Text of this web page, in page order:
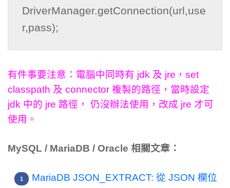
DriverManager.getConnection(url,use
r,pass);
有件事要注意：電腦中同時有 jdk 及 jre，set
classpath 及 connector 複製的路徑，當時設定
jdk 中的 jre 路徑， 仍沒辦法使用，改成 jre 才可
使用。
MySQL / MariaDB / Oracle 相關文章：
MariaDB JSON_EXTRACT: 從 JSON 欄位